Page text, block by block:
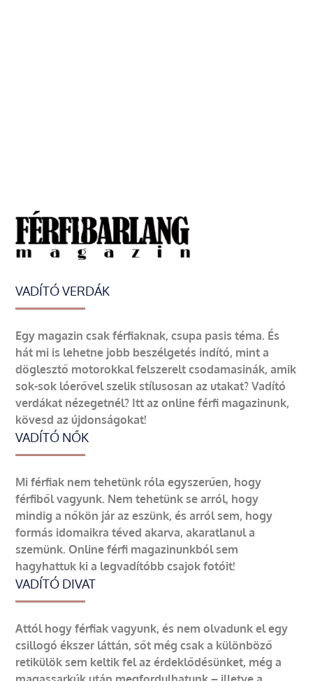
VADÍTÓ VERDÁK
Egy magazin csak férfiaknak, csupa pasis téma. És
hát mi is lehetne jobb beszélgetés indító, mint a
döglesztő motorokkal felszerelt csodamasinák, amik
sok-sok lóerővel szelik stílusosan az utakat? Vadító
verdákat nézegetnél? Itt az online férfi magazinunk,
kövesd az újdonságokat!
VADÍTÓ NŐK
Mi férfiak nem tehetünk róla egyszerűen, hogy
férfiből vagyunk. Nem tehetünk se arról, hogy
mindig a nőkön jár az eszünk, és arról sem, hogy
formás idomaikra téved akarva, akaratlanul a
szemünk. Online férfi magazinunkból sem
hagyhattuk ki a legvadítóbb csajok fotóit!
VADÍTÓ DIVAT
Attól hogy férfiak vagyunk, és nem olvadunk el egy
csillogó ékszer láttán, sőt még csak a különböző
retikülök sem keltik fel az érdeklődésünket, még a